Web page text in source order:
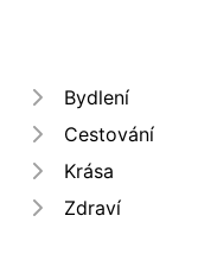
Bydlení
Cestování
Krása
Zdraví